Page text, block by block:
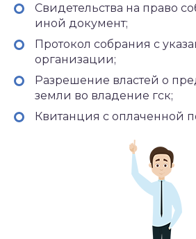
Свидетельства на право
иной документ;
Протокол собрания с
организации;
Разрешение властей о
земли во владение гск;
Квитанция с оплаченной